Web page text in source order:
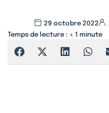
29 octobre 2022
Temps de lecture : < 1 minute